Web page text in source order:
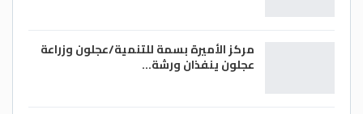
مركز الأميرة بسمة للتنمية/عجلون وزراعة
عجلون ينفذان ورشة…